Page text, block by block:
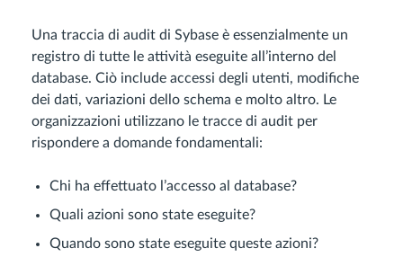
Una traccia di audit di Sybase è essenzialmente un
registro di tutte le attività eseguite all’interno del
database. Ciò include accessi degli utenti, modifiche
dei dati, variazioni dello schema e molto altro. Le
organizzazioni utilizzano le tracce di audit per
rispondere a domande fondamentali:
Chi ha effettuato l’accesso al database?
Quali azioni sono state eseguite?
Quando sono state eseguite queste azioni?